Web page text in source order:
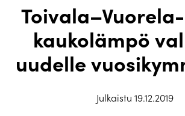
kaukolämpö
uudelle
Julkaistu 19.12.2019